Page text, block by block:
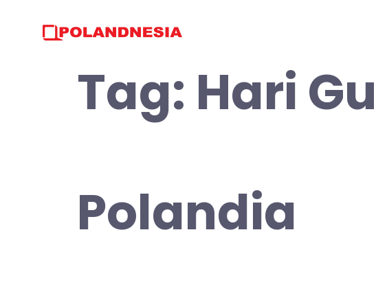
Tag: Hari
Polandia